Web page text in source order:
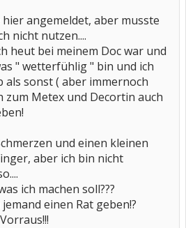
angemeldet, aber musste
nicht nutzen....
heut bei meinem Doc war und
" wetterfühlig " bin und ich
als sonst ( aber immernoch
zum Metex und Decortin auch
und einen kleinen
aber ich bin nicht
ich machen soll???
einen Rat geben!?